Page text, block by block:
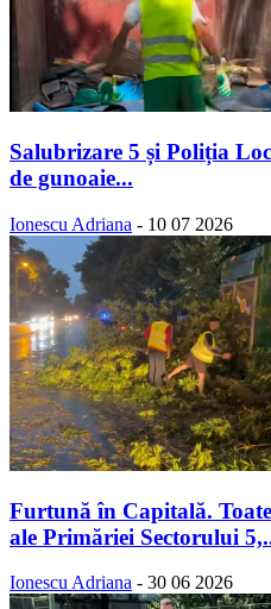
Salubrizare 5 și Poliția
de gunoaie...
Ionescu Adriana - 10 07 2026
Furtună în Capitală.
ale Primăriei Sectorului
Ionescu Adriana - 30 06 2026